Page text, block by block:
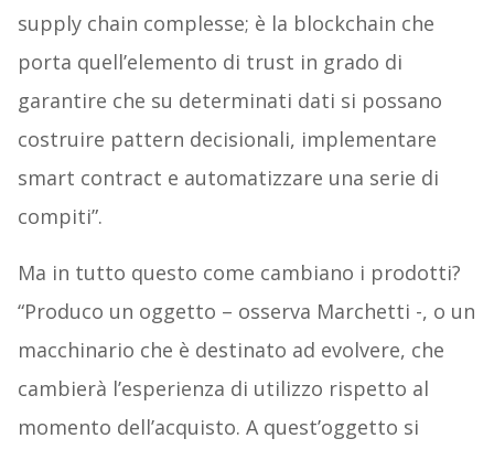
supply chain complesse; è la blockchain che
porta quell’elemento di trust in grado di
garantire che su determinati dati si possano
costruire pattern decisionali, implementare
smart contract e automatizzare una serie di
compiti”.
Ma in tutto questo come cambiano i prodotti?
“Produco un oggetto – osserva Marchetti -, o un
macchinario che è destinato ad evolvere, che
cambierà l’esperienza di utilizzo rispetto al
momento dell’acquisto. A quest’oggetto si